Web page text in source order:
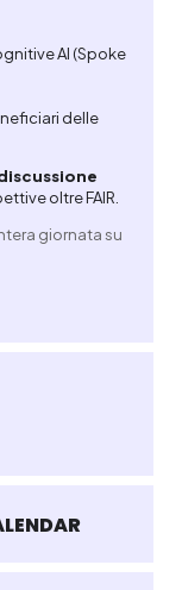
AI (Spoke
delle
oltre FAIR.
giornata su